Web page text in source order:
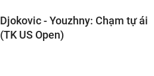
Djokovic - Youzhny: Chạm tự ái
(TK US Open)